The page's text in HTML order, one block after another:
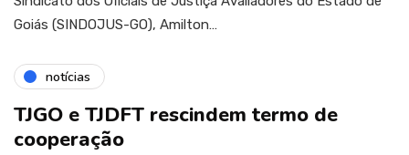
Goiás (SINDOJUS-GO), Amilton…
notícias
TJGO e TJDFT rescindem termo de
cooperação